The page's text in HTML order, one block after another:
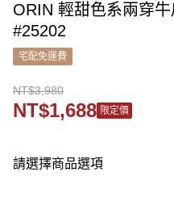
ORIN 輕甜色系兩穿
#25202
宅配免運費
NT$3,980
NT$1,688 限定價
請選擇商品選項